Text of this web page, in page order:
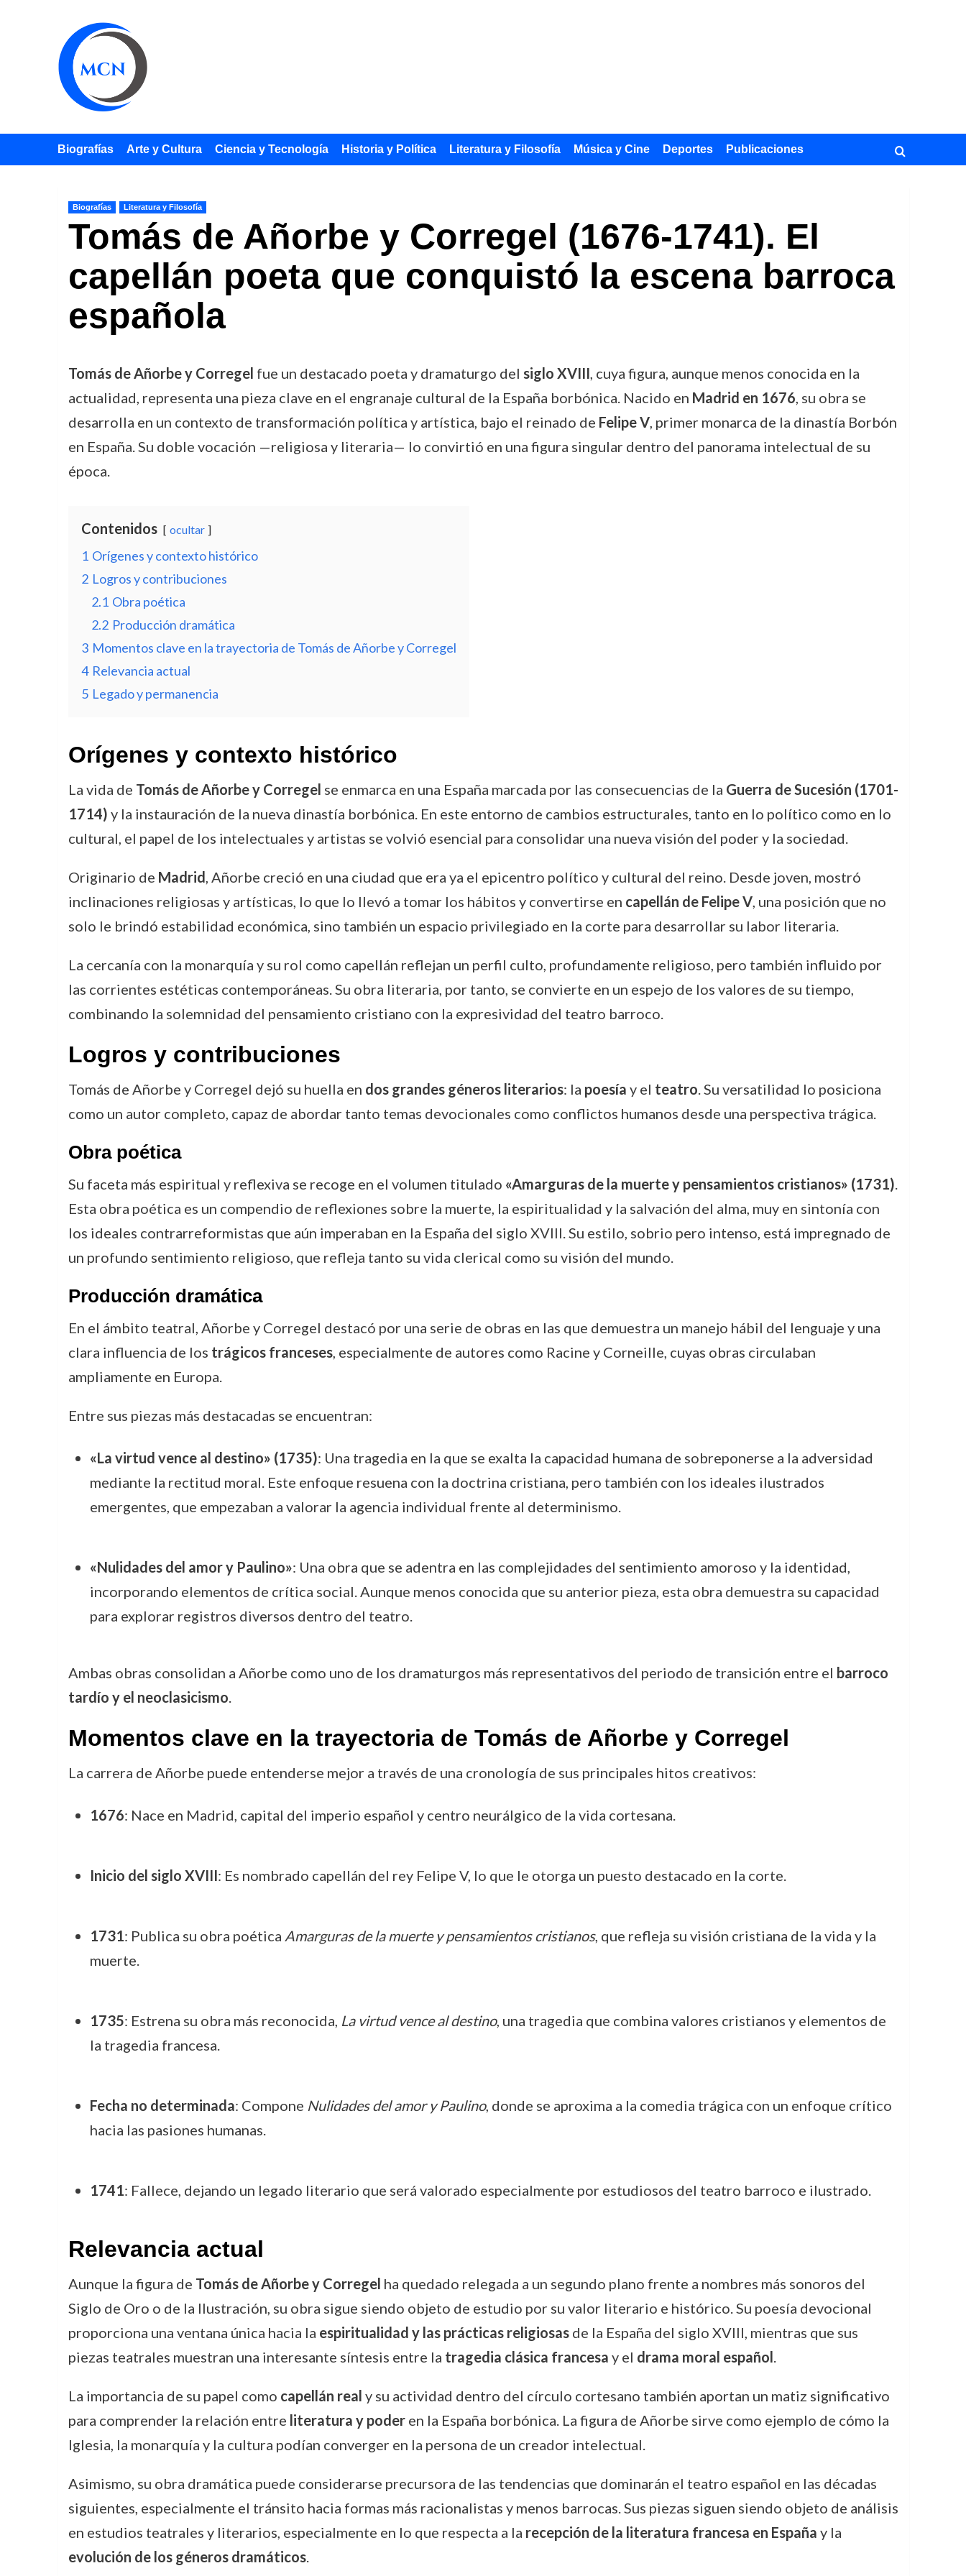
Biografías Arte y Cultura Ciencia y Tecnología Historia y Política Literatura y Filosofía Música y Cine Deportes Publicaciones
Biografías Literatura y Filosofía
Tomás de Añorbe y Corregel (1676-1741). El
capellán poeta que conquistó la escena barroca
española
Tomás de Añorbe y Corregel fue un destacado poeta y dramaturgo del siglo XVIII, cuya figura, aunque menos conocida en la
actualidad, representa una pieza clave en el engranaje cultural de la España borbónica. Nacido en Madrid en 1676, su obra se
desarrolla en un contexto de transformación política y artística, bajo el reinado de Felipe V, primer monarca de la dinastía Borbón
en España. Su doble vocación —religiosa y literaria— lo convirtió en una figura singular dentro del panorama intelectual de su
época.
Contenidos ocultar
1 Orígenes y contexto histórico
2 Logros y contribuciones
2.1 Obra poética
2.2 Producción dramática
3 Momentos clave en la trayectoria de Tomás de Añorbe y Corregel
4 Relevancia actual
5 Legado y permanencia
Orígenes y contexto histórico
La vida de Tomás de Añorbe y Corregel se enmarca en una España marcada por las consecuencias de la Guerra de Sucesión (1701-
1714) y la instauración de la nueva dinastía borbónica. En este entorno de cambios estructurales, tanto en lo político como en lo
cultural, el papel de los intelectuales y artistas se volvió esencial para consolidar una nueva visión del poder y la sociedad.
Originario de Madrid, Añorbe creció en una ciudad que era ya el epicentro político y cultural del reino. Desde joven, mostró
inclinaciones religiosas y artísticas, lo que lo llevó a tomar los hábitos y convertirse en capellán de Felipe V, una posición que no
solo le brindó estabilidad económica, sino también un espacio privilegiado en la corte para desarrollar su labor literaria.
La cercanía con la monarquía y su rol como capellán reflejan un perfil culto, profundamente religioso, pero también influido por
las corrientes estéticas contemporáneas. Su obra literaria, por tanto, se convierte en un espejo de los valores de su tiempo,
combinando la solemnidad del pensamiento cristiano con la expresividad del teatro barroco.
Logros y contribuciones
Tomás de Añorbe y Corregel dejó su huella en dos grandes géneros literarios: la poesía y el teatro. Su versatilidad lo posiciona
como un autor completo, capaz de abordar tanto temas devocionales como conflictos humanos desde una perspectiva trágica.
Obra poética
Su faceta más espiritual y reflexiva se recoge en el volumen titulado «Amarguras de la muerte y pensamientos cristianos» (1731).
Esta obra poética es un compendio de reflexiones sobre la muerte, la espiritualidad y la salvación del alma, muy en sintonía con
los ideales contrarreformistas que aún imperaban en la España del siglo XVIII. Su estilo, sobrio pero intenso, está impregnado de
un profundo sentimiento religioso, que refleja tanto su vida clerical como su visión del mundo.
Producción dramática
En el ámbito teatral, Añorbe y Corregel destacó por una serie de obras en las que demuestra un manejo hábil del lenguaje y una
clara influencia de los trágicos franceses, especialmente de autores como Racine y Corneille, cuyas obras circulaban
ampliamente en Europa.
Entre sus piezas más destacadas se encuentran:
«La virtud vence al destino» (1735): Una tragedia en la que se exalta la capacidad humana de sobreponerse a la adversidad
mediante la rectitud moral. Este enfoque resuena con la doctrina cristiana, pero también con los ideales ilustrados
emergentes, que empezaban a valorar la agencia individual frente al determinismo.
«Nulidades del amor y Paulino»: Una obra que se adentra en las complejidades del sentimiento amoroso y la identidad,
incorporando elementos de crítica social. Aunque menos conocida que su anterior pieza, esta obra demuestra su capacidad
para explorar registros diversos dentro del teatro.
Ambas obras consolidan a Añorbe como uno de los dramaturgos más representativos del periodo de transición entre el barroco
tardío y el neoclasicismo.
Momentos clave en la trayectoria de Tomás de Añorbe y Corregel
La carrera de Añorbe puede entenderse mejor a través de una cronología de sus principales hitos creativos:
1676: Nace en Madrid, capital del imperio español y centro neurálgico de la vida cortesana.
Inicio del siglo XVIII: Es nombrado capellán del rey Felipe V, lo que le otorga un puesto destacado en la corte.
1731: Publica su obra poética Amarguras de la muerte y pensamientos cristianos, que refleja su visión cristiana de la vida y la
muerte.
1735: Estrena su obra más reconocida, La virtud vence al destino, una tragedia que combina valores cristianos y elementos de
la tragedia francesa.
Fecha no determinada: Compone Nulidades del amor y Paulino, donde se aproxima a la comedia trágica con un enfoque crítico
hacia las pasiones humanas.
1741: Fallece, dejando un legado literario que será valorado especialmente por estudiosos del teatro barroco e ilustrado.
Relevancia actual
Aunque la figura de Tomás de Añorbe y Corregel ha quedado relegada a un segundo plano frente a nombres más sonoros del
Siglo de Oro o de la Ilustración, su obra sigue siendo objeto de estudio por su valor literario e histórico. Su poesía devocional
proporciona una ventana única hacia la espiritualidad y las prácticas religiosasde la España del siglo XVIII, mientras que sus
piezas teatrales muestran una interesante síntesis entre la tragedia clásica francesa y el drama moral español.
La importancia de su papel como capellán real y su actividad dentro del círculo cortesano también aportan un matiz significativo
para comprender la relación entre literatura y poderen la España borbónica. La figura de Añorbe sirve como ejemplo de cómo la
Iglesia, la monarquía y la cultura podían converger en la persona de un creador intelectual.
Asimismo, su obra dramática puede considerarse precursora de las tendencias que dominarán el teatro español en las décadas
siguientes, especialmente el tránsito hacia formas más racionalistas y menos barrocas. Sus piezas siguen siendo objeto de análisis
en estudios teatrales y literarios, especialmente en lo que respecta a la recepción de la literatura francesa en España y la
evolución de los géneros dramáticos.